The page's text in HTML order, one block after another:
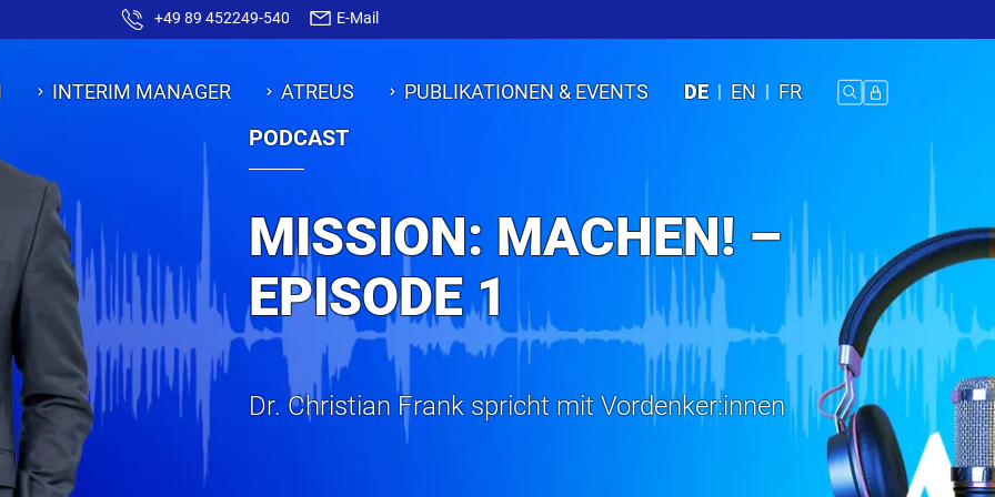
+49 89 452249-540 E-Mail
INTERIM MANAGER ATREUS PUBLIKATIONEN & EVENTS DE EN FR
PODCAST
MISSION: MACHEN! –
EPISODE 1
Dr. Christian Frank spricht mit Vordenker:innen